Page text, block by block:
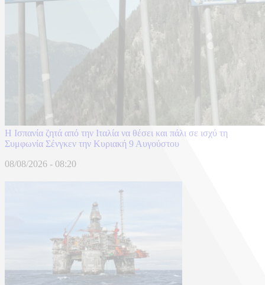
H Ισπανία ζητά από την Ιταλία να θέσει και πάλι σε ισχύ τη
Συμφωνία Σένγκεν την Κυριακή 9 Αυγούστου
08/08/2026 - 08:20